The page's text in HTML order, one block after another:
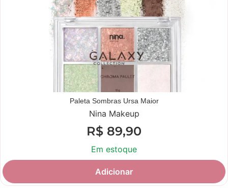
Paleta Sombras Ursa Maior
Nina Makeup
R$ 89,90
Em estoque
Adicionar